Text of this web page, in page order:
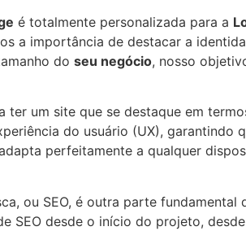
é totalmente personalizada para a
a importância de destacar a
do seu negócio, nosso
um site que se destaque em
do usuário (UX),
perfeitamente a qualquer
ou SEO, é outra parte fundamental
SEO desde o início do projeto,